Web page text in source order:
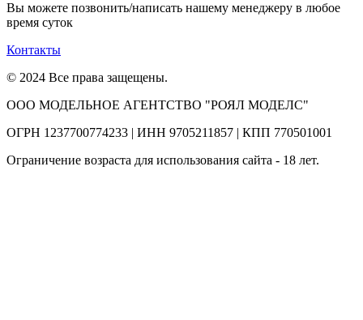
Вы можете позвонить/написать нашему менеджеру в любое
время суток
Контакты
© 2024 Все права защещены.
ООО МОДЕЛЬНОЕ АГЕНТСТВО "РОЯЛ МОДЕЛС"
ОГРН 1237700774233 | ИНН 9705211857 | КПП 770501001
Ограничение возраста для использования сайта - 18 лет.